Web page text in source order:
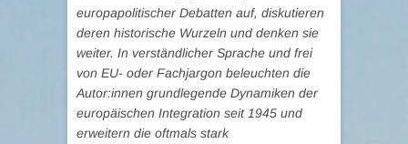
europapolitischer Debatten auf, diskutieren
deren historische Wurzeln und denken sie
weiter. In verständlicher Sprache und frei
von EU- oder Fachjargon beleuchten die
Autor:innen grundlegende Dynamiken der
europäischen Integration seit 1945 und
erweitern die oftmals stark